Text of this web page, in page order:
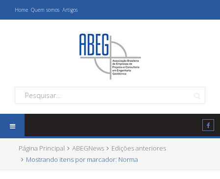
Home Quem somos Artigos
Página Principal ABEGNews
Edições anteriores
Mostrando itens por marcador: Norma